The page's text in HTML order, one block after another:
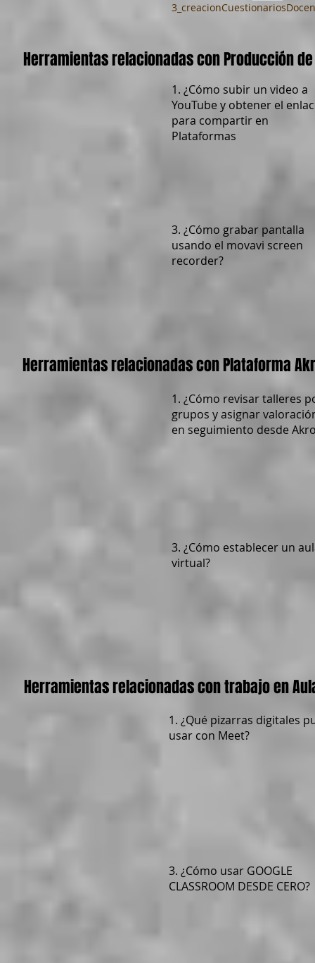
Herramientas relacionadas con Producción
1. ¿Cómo subir un video a
YouTube y obtener el
para compartir en
Plataformas
3. ¿Cómo grabar pantalla
usando el movavi screen
recorder?
Herramientas relacionadas con Plataforma
1. ¿Cómo revisar talleres
grupos y asignar
en seguimiento desde
3. ¿Cómo establecer un
virtual?
Herramientas relacionadas con trabajo en
1. ¿Qué pizarras digitales
usar con Meet?
3. ¿Cómo usar GOOGLE
CLASSROOM DESDE CERO?